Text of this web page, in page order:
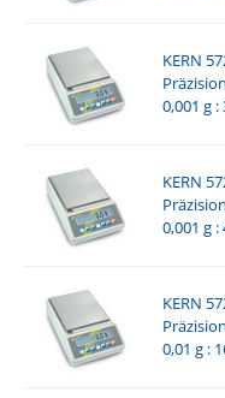
KERN
0,001 g :
KERN
0,001 g :
KERN
0,01 g :